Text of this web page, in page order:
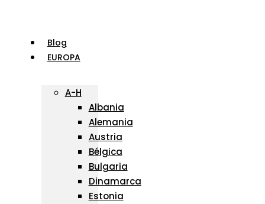
contenidoBlog
EUROPA
A-H
Albania
Alemania
Austria
Bélgica
Bulgaria
Dinamarca
Estonia